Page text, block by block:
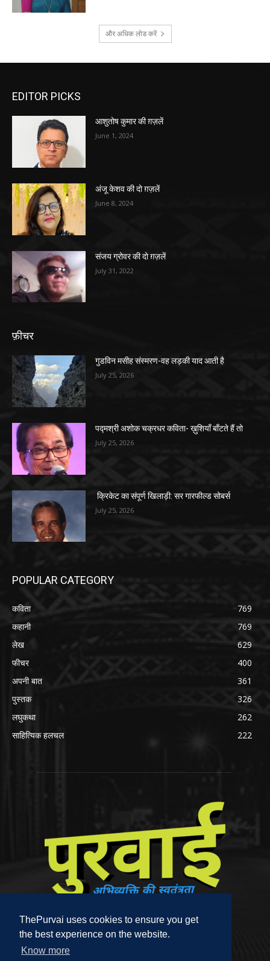
ThePurvai uses cookies to ensure you get
the best experience on the website.
Know more
और अधिक लोड करें
EDITOR PICKS
आशुतोष कुमार की ग़ज़लें
June 1, 2024
अंजू केशव की दो ग़ज़लें
June 8, 2024
संजय ग्रोवर की दो ग़ज़लें
July 31, 2022
फ़ीचर
गुडविन मसीह संस्मरण-वह लड़की याद आती है
July 25, 2026
पद्मश्री अशोक चक्रधर कविता- ख़ुशियाँ बाँटते हैं तो
July 25, 2026
क्रिकेट का संपूर्ण खिलाड़ी: सर गारफील्ड सोबर्स
July 25, 2026
POPULAR CATEGORY
कविता
769
कहानी
769
लेख
629
फीचर
400
अपनी बात
361
पुस्तक
326
लघुकथा
262
साहित्यिक हलचल
222